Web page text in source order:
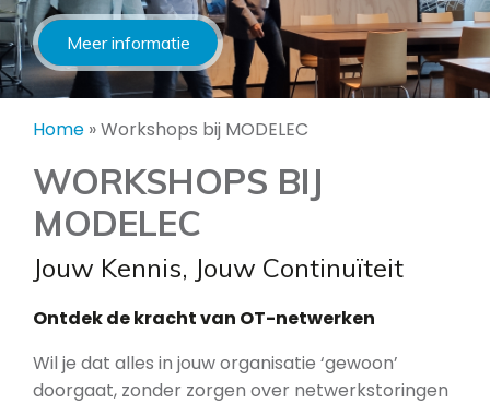
Meer informatie
Home »Workshops bij MODELEC
WORKSHOPS BIJ
MODELEC
Jouw Kennis, Jouw Continuïteit
Ontdek de kracht van OT-netwerken
Wil je dat alles in jouw organisatie ‘gewoon’
doorgaat, zonder zorgen over netwerkstoringen